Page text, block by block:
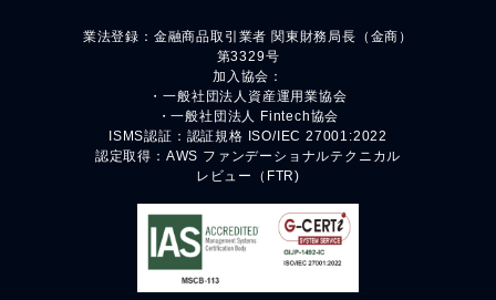
業法登録：金融商品取引業者 関東財務局長（金商）
第3329号
加入協会：
・一般社団法人資産運用業協会
・一般社団法人 Fintech協会
ISMS認証：認証規格 ISO/IEC 27001:2022
認定取得：AWS ファンデーショナルテクニカル
レビュー（FTR)